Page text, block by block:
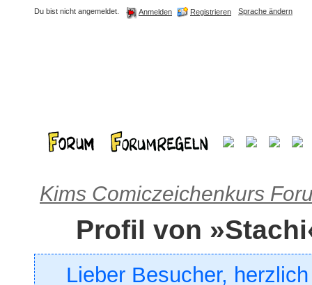
Du bist nicht angemeldet. Anmelden Registrieren Sprache ändern
Kims Comiczeichenkurs
Profil von
Lieber Besucher,